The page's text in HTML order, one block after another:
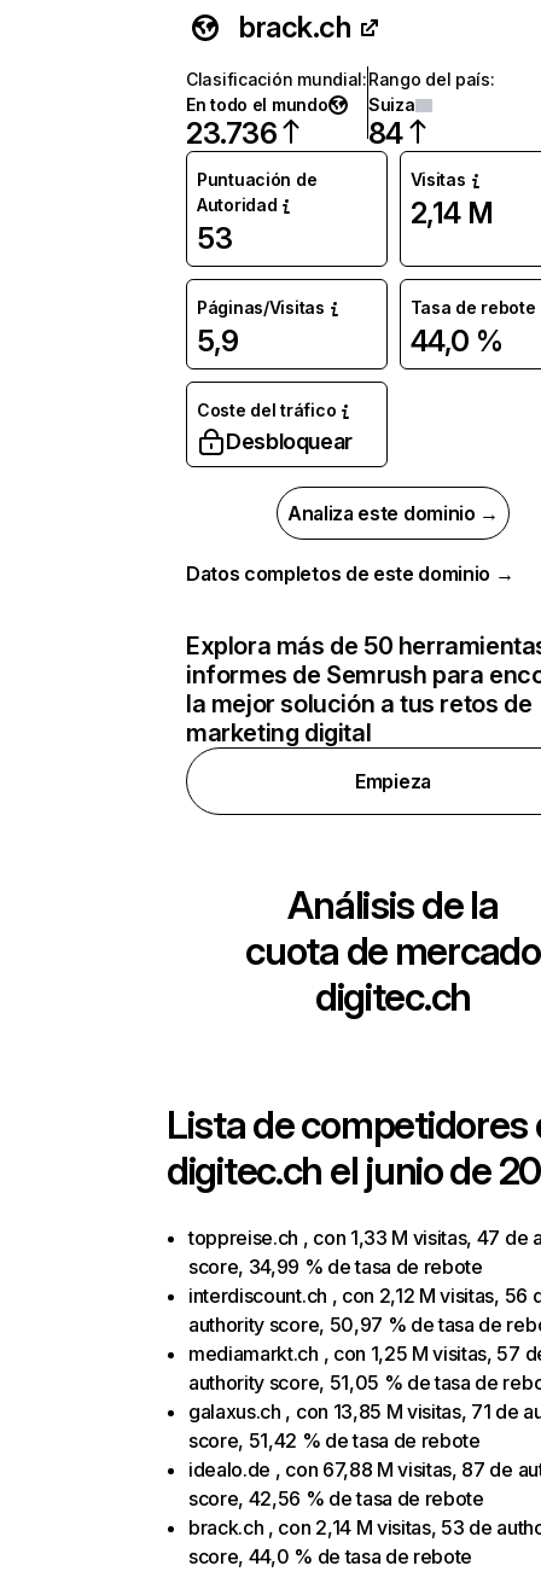
brack.ch
Clasificación mundial:
En todo el mundo
23.736
Rango del país:
Suiza
84
Puntuación de
Autoridad
53
Visitas
2,14 M
Páginas/Visitas
5,9
Tasa de rebote
44,0 %
Coste del tráfico
Desbloquear
Analiza este dominio →
Datos completos de este dominio →
Explora más de 50
informes de Semrush para
la mejor solución a tus retos de
marketing digital
Empieza
Análisis de la
cuota de mercado
digitec.ch
Lista de competidores
digitec.ch el junio de
toppreise.ch , con 1,33 M visitas, 47 de
score, 34,99 % de tasa de rebote
interdiscount.ch , con 2,12 M visitas, 56
authority score, 50,97 % de tasa de
mediamarkt.ch , con 1,25 M visitas, 57
authority score, 51,05 % de tasa de
galaxus.ch , con 13,85 M visitas, 71 de
score, 51,42 % de tasa de rebote
idealo.de , con 67,88 M visitas, 87 de
score, 42,56 % de tasa de rebote
brack.ch , con 2,14 M visitas, 53 de
score, 44,0 % de tasa de rebote